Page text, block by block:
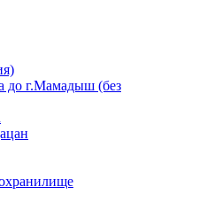
до г.Мамадыш (без